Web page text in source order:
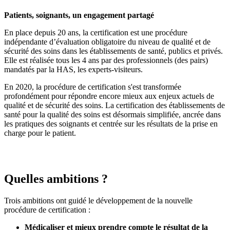
Patients, soignants, un engagement partagé
En place depuis 20 ans, la certification est une procédure
indépendante d’évaluation obligatoire du niveau de qualité et de
sécurité des soins dans les établissements de santé, publics et privés.
Elle est réalisée tous les 4 ans par des professionnels (des pairs)
mandatés par la HAS, les experts-visiteurs.
En 2020, la procédure de certification s'est transformée
profondément pour répondre encore mieux aux enjeux actuels de
qualité et de sécurité des soins. La certification des établissements de
santé pour la qualité des soins est désormais simplifiée, ancrée dans
les pratiques des soignants et centrée sur les résultats de la prise en
charge pour le patient.
Quelles ambitions ?
Trois ambitions ont guidé le développement de la nouvelle
procédure de certification :
Médicaliser et mieux prendre compte le résultat de la